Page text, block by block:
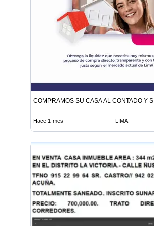
COMPRAMOS SU CASA AL CONTADO Y
Hace 1 mes LIMA